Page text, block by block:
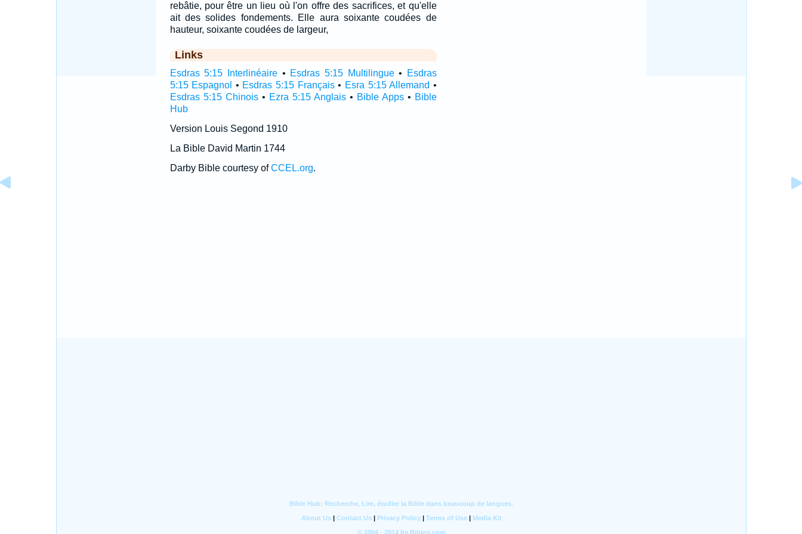
rebâtie, pour être un lieu où l'on offre des sacrifices, et qu'elle
ait des solides fondements. Elle aura soixante coudées de
hauteur, soixante coudées de largeur,
Links
Esdras 5:15 Interlinéaire• Esdras 5:15 Multilingue•
Esdras
5:15 Espagnol • Esdras 5:15 Français• Esra 5:15 Allemand •
Esdras 5:15 Chinois• Ezra 5:15 Anglais• Bible Apps• Bible
Hub
Version Louis Segond 1910
La Bible David Martin 1744
Darby Bible courtesy ofCCEL.org.